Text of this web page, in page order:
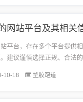
平台，存在多个平台提供
建议谨慎选择正规、合法
的风险。什么是新澳精准资
10-18 塑胶跑道